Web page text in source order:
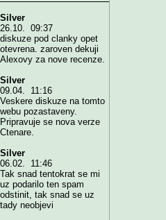
Silver
26.10. 09:37
diskuze pod clanky opet
otevrena. zaroven dekuji
Alexovy za nove recenze.
Silver
09.04. 11:16
Veskere diskuze na tomto
webu pozastaveny.
Pripravuje se nova verze
Ctenare.
Silver
06.02. 11:46
Tak snad tentokrat se mi
uz podarilo ten spam
odstinit, tak snad se uz
tady neobjevi